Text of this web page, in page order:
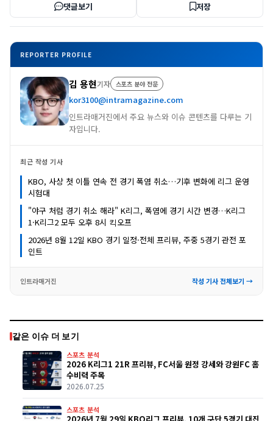
댓글보기
저장
REPORTER PROFILE
김 용현기자 스포츠 분야 전문
kor3100@intramagazine.com
인트라매거진에서 주요 뉴스와 이슈 콘텐츠를 다루는 기
자입니다.
최근 작성 기사
KBO, 사상 첫 이틀 연속 전 경기 폭염 취소…기후 변화에 리그 운영
시험대
"야구 처럼 경기 취소 해라" K리그, 폭염에 경기 시간 변경…K리그
1·K리그2 모두 오후 8시 킥오프
2026년 8월 12일 KBO 경기 일정·전체 프리뷰, 주중 5경기 관전 포
인트
인트라매거진 작성 기사 전체보기 →
같은 이슈 더 보기
스포츠 분석
2026 K리그1 21R 프리뷰, FC서울 원정 강세와 강원FC 홈
수비력 주목
2026.07.25
스포츠 분석